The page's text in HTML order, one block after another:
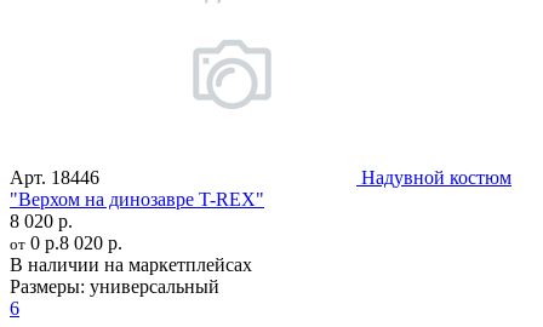
Арт. 18446
Надувной костюм
"Верхом на динозавре T-REX"
8 020 р.
от 0 р.8 020 р.
В наличии на маркетплейсах
Размеры: универсальный
6